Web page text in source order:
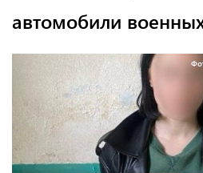
автомобили